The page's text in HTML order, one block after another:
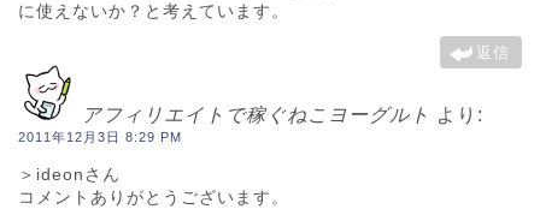
に使えないか？と考えています。
返信
アフィリエイトで稼ぐねこヨーグルト より:
2011年12月3日 8:29 PM
＞ideonさん
コメントありがとうございます。